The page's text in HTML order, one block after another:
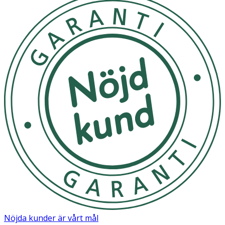
innehåller även milda exfolierande komponenter som
amber powder, wintergreen-extrakt och enzymer (lipase
och protease) som tillsammans hjälper till att varsamt
avlägsna döda hudceller och förbättra hudens struktur.
Egenskaper: Djuprengör pore
Fördela en lagom mängd i handflatan och massera
noggrant med små uppåtgående rörelser på vått ansikte.
Skölj sedan av med ljummet vatten. Använd morgon och
kväll. Vi rekommenderar att du först tvättat dig med en
oljetvätt och sedan använder denna skumtvätt som steg
två för att på bästa sätt bli av med både oljebaserad och
vattenbaserad smuts. På så sätt förbereder du bäst
huden för efterkommande serum och krämer.
Förvara torrt och svalt och ej i direkt solljus.
OK för gravida och ammande:
Nöjda kunder är vårt mål